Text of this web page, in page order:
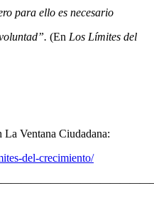
para ello es necesario
(En Los Límites del
Ventana Ciudadana:
del-crecimiento/